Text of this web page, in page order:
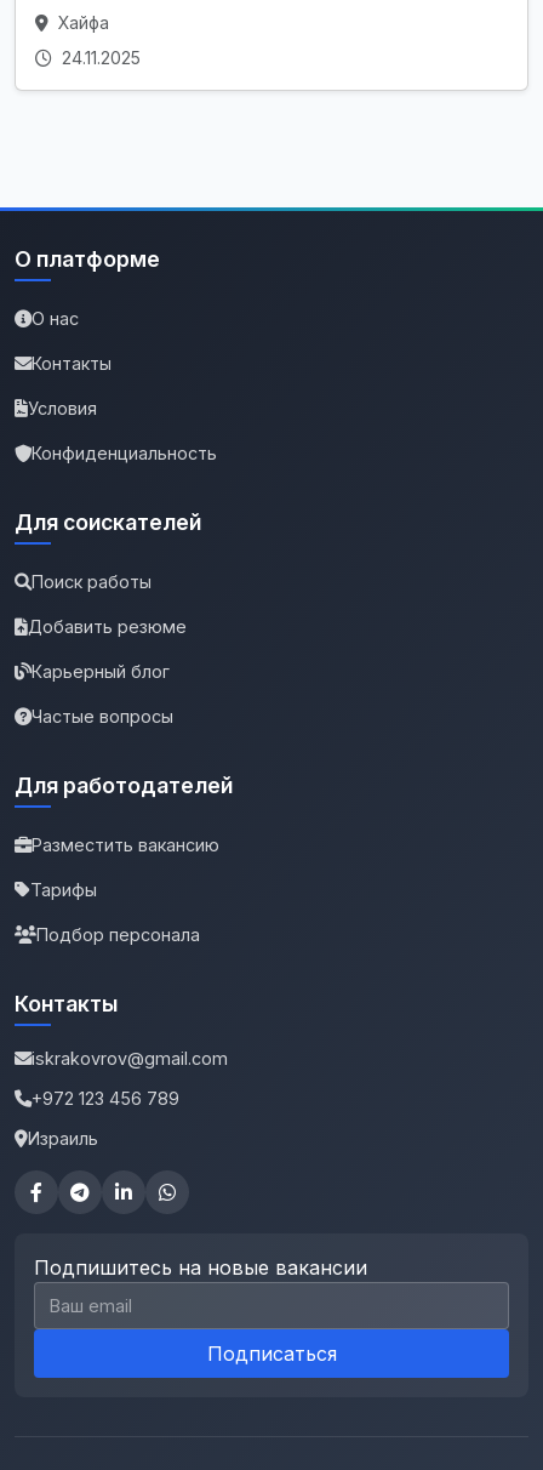
Хайфа
24.11.2025
О платформе
О нас
Контакты
Условия
Конфиденциальность
Для соискателей
Поиск работы
Добавить резюме
Карьерный блог
Частые вопросы
Для работодателей
Разместить вакансию
Тарифы
Подбор персонала
Контакты
iskrakovrov@gmail.com
+972 123 456 789
Израиль
Подпишитесь на новые вакансии
Email для подписки
Подписаться